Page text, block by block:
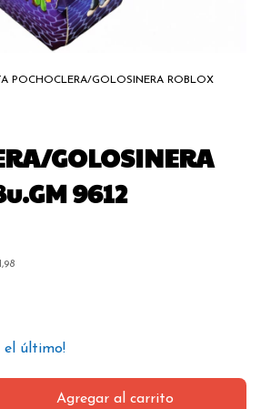
POCHOCLERA/GOLOSINERA ROBLOX
GOLOSINERA
9612
el último!